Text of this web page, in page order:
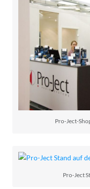
Pro-Ject-
Pro-Ject